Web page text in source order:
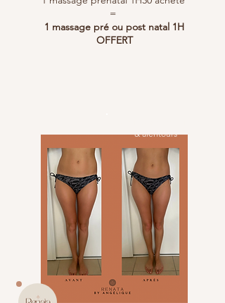
=
1 massage pré ou post natal 1H
OFFERT
& alentours